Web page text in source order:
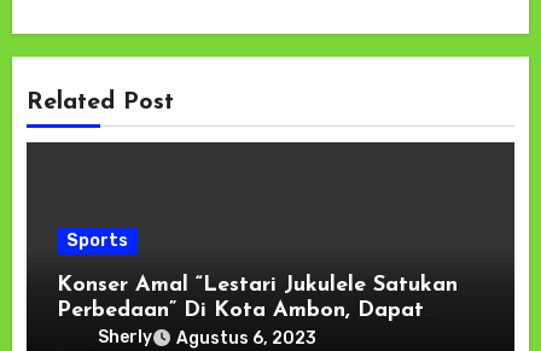
Related Post
Sports
Konser Amal “Lestari Jukulele Satukan
Perbedaan” Di Kota Ambon, Dapat
Dukungan Brigjen Said Latuconsina
Sherly Agustus 6, 2023